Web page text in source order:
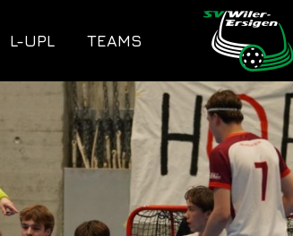
L-UPL TEAMS